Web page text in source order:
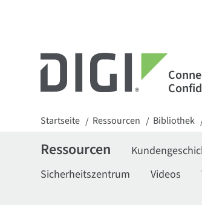
Startseite / Ressourcen / Bibliothek
Ressourcen
Sicherheitszentrum
Videos